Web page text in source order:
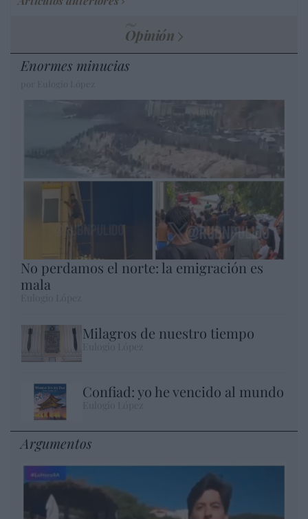
Opinión
Enormes minucias
No perdamos el norte: la emigración es
mala
Milagros de nuestro tiempo
Confiad: yo he vencido al mundo
Argumentos